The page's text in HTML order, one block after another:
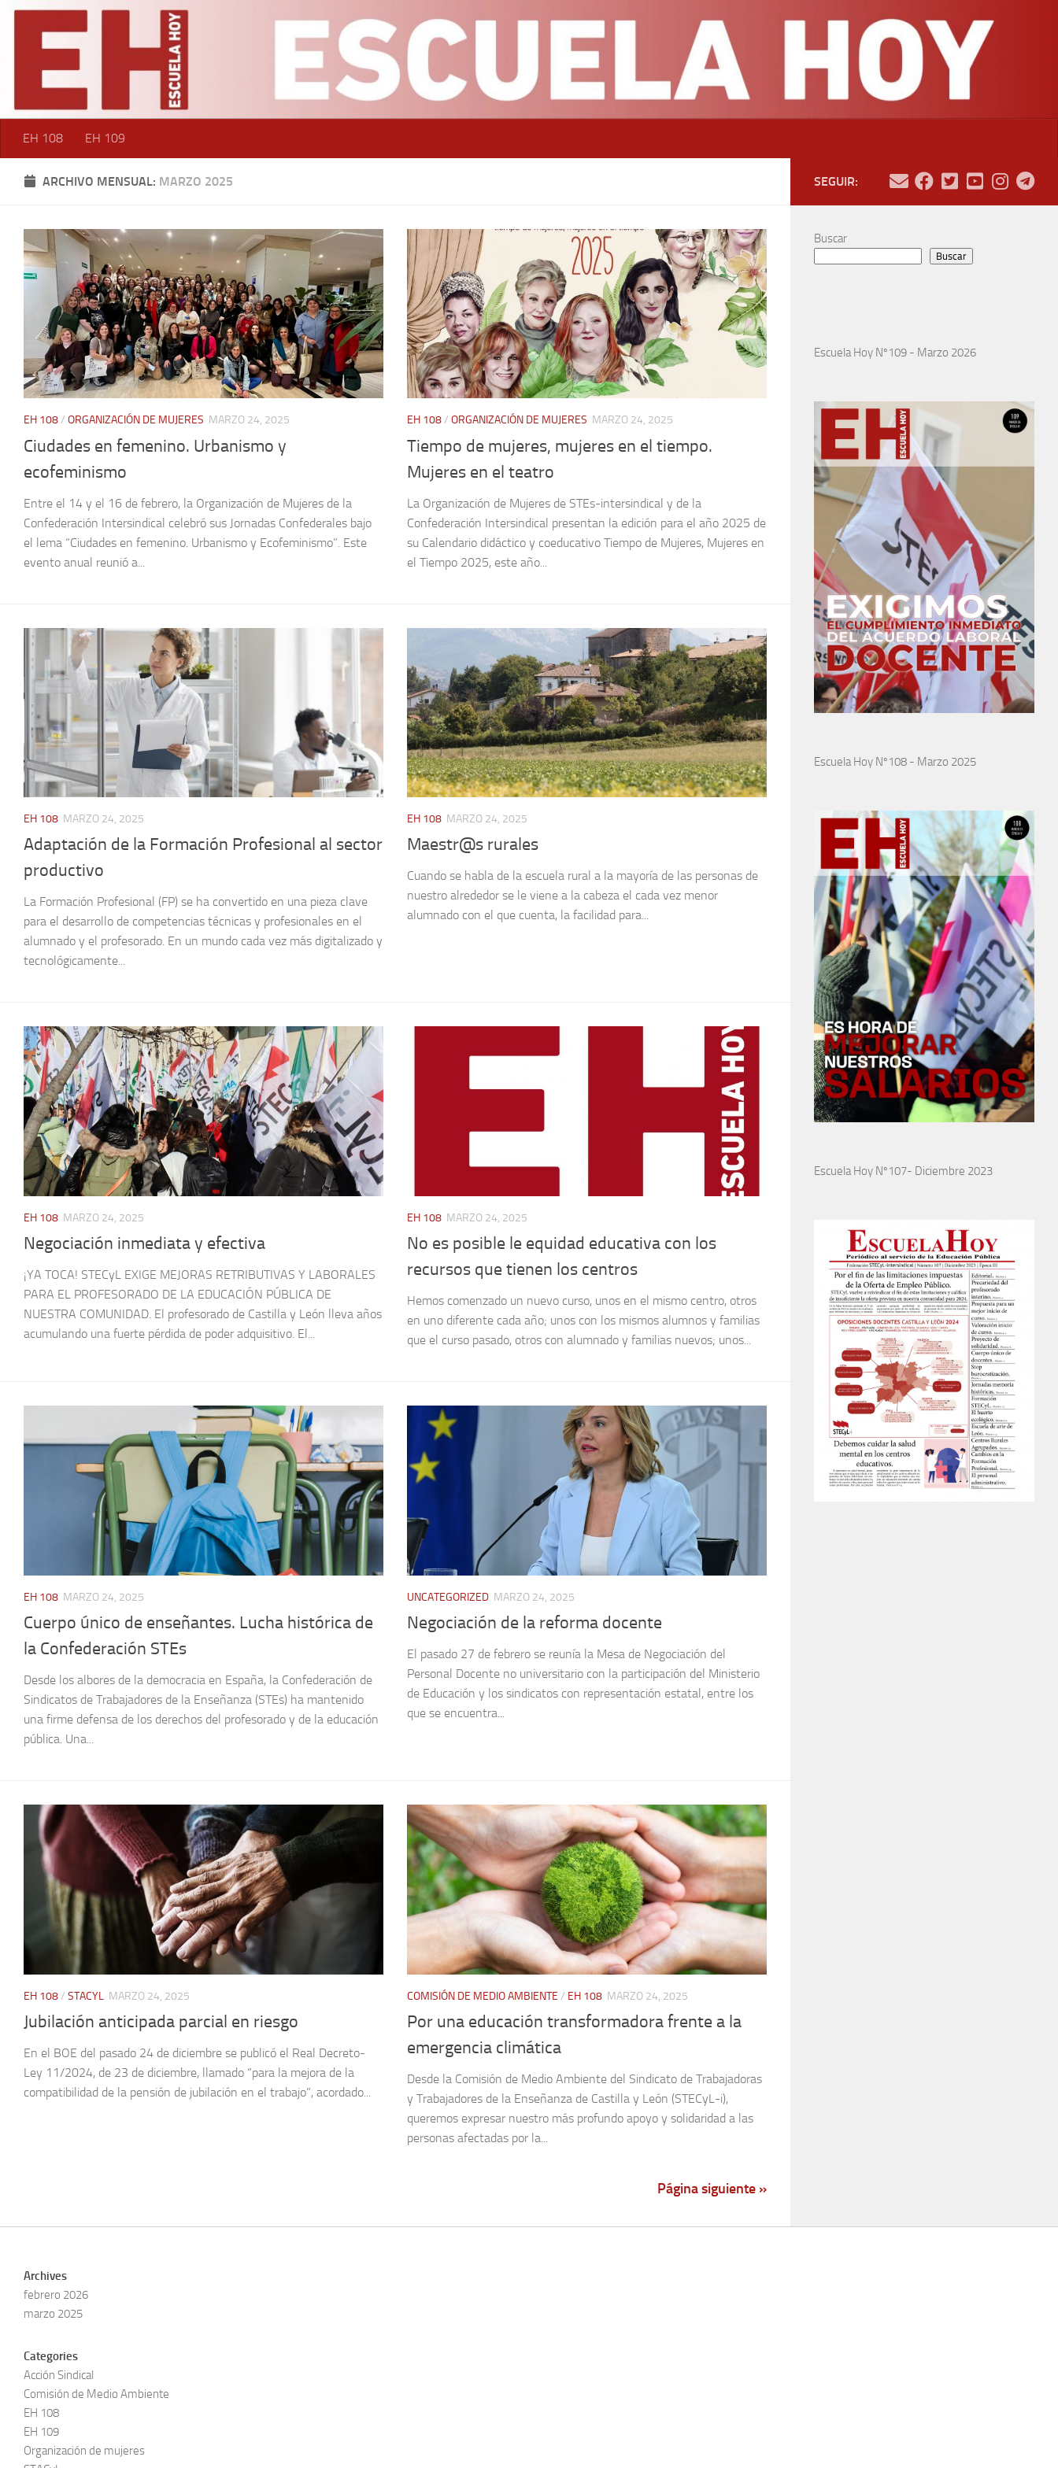
EH 108 EH 109
ARCHIVO MENSUAL: MARZO 2025
EH 108/ ORGANIZACIÓN DE MUJERES MARZO 24, 2025
Ciudades en femenino. Urbanismo y
ecofeminismo
Entre el 14 y el 16 de febrero, la Organización de Mujeres de la
Confederación Intersindical celebró sus Jornadas Confederales bajo
el lema “Ciudades en femenino. Urbanismo y Ecofeminismo”. Este
evento anual reunió a...
EH 108/ ORGANIZACIÓN DE MUJERES MARZO 24, 2025
Tiempo de mujeres, mujeres en el tiempo.
Mujeres en el teatro
La Organización de Mujeres de STEs-intersindical y de la
Confederación Intersindical presentan la edición para el año 2025 de
su Calendario didáctico y coeducativo Tiempo de Mujeres, Mujeres en
el Tiempo 2025, este año...
EH 108 MARZO 24, 2025
Adaptación de la Formación Profesional al sector
productivo
La Formación Profesional (FP) se ha convertido en una pieza clave
para el desarrollo de competencias técnicas y profesionales en el
alumnado y el profesorado. En un mundo cada vez más digitalizado y
tecnológicamente...
EH 108 MARZO 24, 2025
Maestr@s rurales
Cuando se habla de la escuela rural a la mayoría de las personas de
nuestro alrededor se le viene a la cabeza el cada vez menor
alumnado con el que cuenta, la facilidad para...
EH 108 MARZO 24, 2025
Negociación inmediata y efectiva
¡YA TOCA! STECyL EXIGE MEJORAS RETRIBUTIVAS Y LABORALES
PARA EL PROFESORADO DE LA EDUCACIÓN PÚBLICA DE
NUESTRA COMUNIDAD. El profesorado de Castilla y León lleva años
acumulando una fuerte pérdida de poder adquisitivo. El...
EH 108 MARZO 24, 2025
No es posible le equidad educativa con los
recursos que tienen los centros
Hemos comenzado un nuevo curso, unos en el mismo centro, otros
en uno diferente cada año; unos con los mismos alumnos y familias
que el curso pasado, otros con alumnado y familias nuevos; unos...
EH 108 MARZO 24, 2025
Cuerpo único de enseñantes. Lucha histórica de
la Confederación STEs
Desde los albores de la democracia en España, la Confederación de
Sindicatos de Trabajadores de la Enseñanza (STEs) ha mantenido
una firme defensa de los derechos del profesorado y de la educación
pública. Una...
UNCATEGORIZED MARZO 24, 2025
Negociación de la reforma docente
El pasado 27 de febrero se reunía la Mesa de Negociación del
Personal Docente no universitario con la participación del Ministerio
de Educación y los sindicatos con representación estatal, entre los
que se encuentra...
EH 108/ STACYL MARZO 24, 2025
Jubilación anticipada parcial en riesgo
En el BOE del pasado 24 de diciembre se publicó el Real Decreto-
Ley 11/2024, de 23 de diciembre, llamado “para la mejora de la
compatibilidad de la pensión de jubilación en el trabajo”, acordado...
COMISIÓN DE MEDIO AMBIENTE / EH 108 MARZO 24, 2025
Por una educación transformadora frente a la
emergencia climática
Desde la Comisión de Medio Ambiente del Sindicato de Trabajadoras
y Trabajadores de la Enseñanza de Castilla y León (STECyL-i),
queremos expresar nuestro más profundo apoyo y solidaridad a las
personas afectadas por la...
Página siguiente »
SEGUIR:
Buscar
Buscar
Escuela Hoy Nº109 - Marzo 2026
Escuela Hoy Nº108 - Marzo 2025
Escuela Hoy Nº107- Diciembre 2023
Archives
febrero 2026
marzo 2025
Categories
Acción Sindical
Comisión de Medio Ambiente
EH 108
EH 109
Organización de mujeres